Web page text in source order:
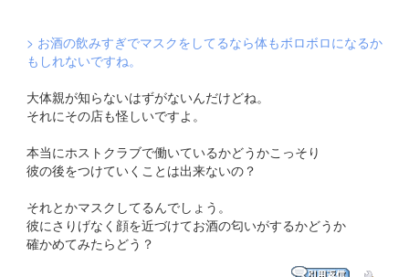
> お酒の飲みすぎでマスクをしてるなら体もボロボロになるか
もしれないですね。
大体親が知らないはずがないんだけどね。
それにその店も怪しいですよ。
本当にホストクラブで働いているかどうかこっそり
彼の後をつけていくことは出来ないの？
それとかマスクしてるんでしょう。
彼にさりげなく顔を近づけてお酒の匂いがするかどうか
確かめてみたらどう？